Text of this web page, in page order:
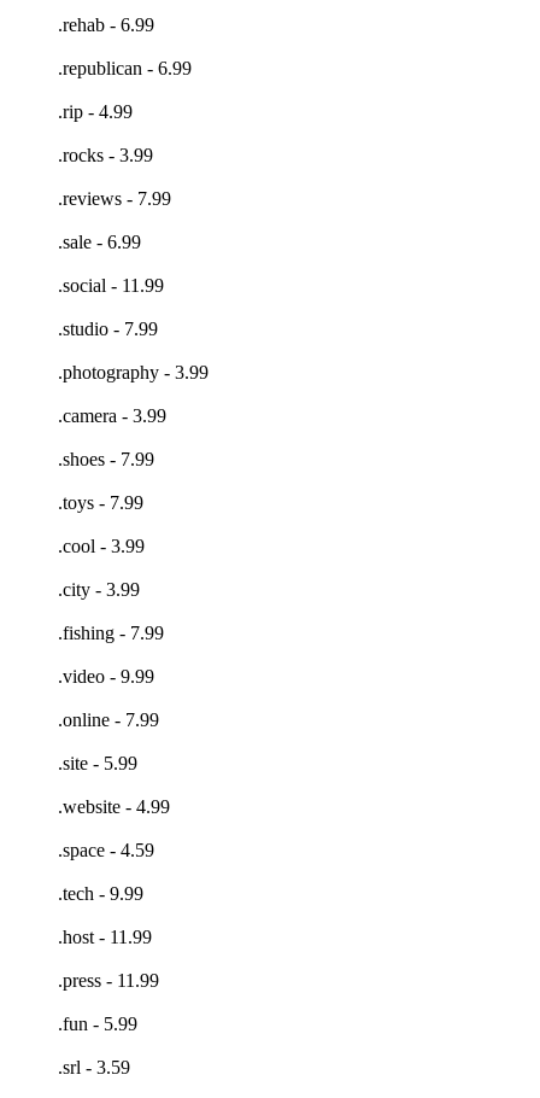
.rehab - 6.99
.republican - 6.99
.rip - 4.99
.rocks - 3.99
.reviews - 7.99
.sale - 6.99
.social - 11.99
.studio - 7.99
.photography - 3.99
.camera - 3.99
.shoes - 7.99
.toys - 7.99
.cool - 3.99
.city - 3.99
.fishing - 7.99
.video - 9.99
.online - 7.99
.site - 5.99
.website - 4.99
.space - 4.59
.tech - 9.99
.host - 11.99
.press - 11.99
.fun - 5.99
.srl - 3.59